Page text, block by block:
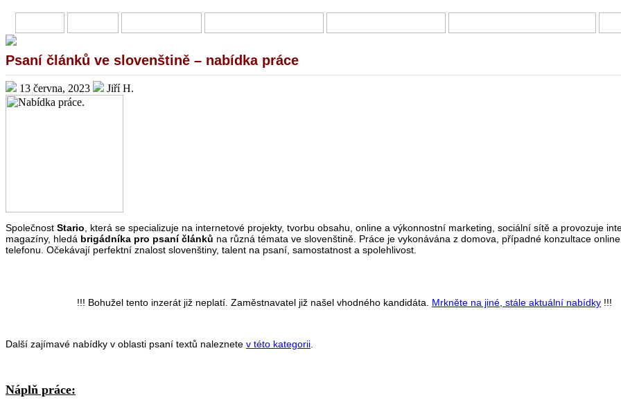
Psaní článků ve slovenštině – nabídka práce
13 června, 2023 Jiří H.
Společnost Stario , která se specializuje na internetové projekty, tvorbu obsahu, online a výkonnostní marketing, sociální sítě a provozuje
magazíny, hledá brigádníka pro psaní článků na různá témata ve slovenštině. Práce je vykonávána z domova, případné konzultace
telefonu. Očekávají perfektní znalost slovenštiny, talent na psaní, samostatnost a spolehlivost.
!!! Bohužel tento inzerát již neplatí. Zaměstnavatel již našel vhodného kandidáta. Mrkněte na jiné, stále aktuální nabídky !!!
Další zajímavé nabídky v oblasti psaní textů naleznete v této kategorii
Náplň práce: